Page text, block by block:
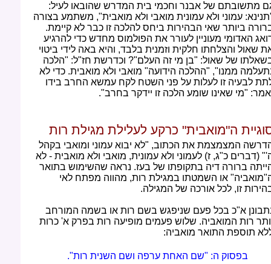
מתשובתם של אבנר וחכמי בית המדרש שהובאו לעיל:
עמוני ולא עמונית מואבי ולא מואבית", משתמע בצורה
ביותר שאי הבהירות ביחס להלכה זו כבר לא קיימת.
האדומי מעוניין לעורר את הפולמוס מחדש כדי להרגיע
שאול והצלחתו חלקית וזמנית בלבד, והיא באה לידי ביטוי
של שאול: "בן מי זה העלם"? וכדרשת חז"ל: "הלכה
ממנו", "ההלכה הידועה" מואבי ולא מואבית. כדי לא
לבעיה זו לעלות על פני השטח לקח עמשא החרב בידו
"מי שאינו שומע הלכה זו יידקר בחרב".
ה"מואבית" כרקע לעלילת מגילת רות
המצמצמת את הכתוב, "לא יבוא עמוני ומואבי בקהל
(דברים כ"ג, ז) לעמוני ולא עמונית, מואבי ולא מואבית - לא
ברורה דיה בתקופתו של בעז. נראה שהשימוש בתואר
או השמטתו במגילת רות, מהווה מפתח לאי
זו, לכל אורכה של המגילה.
א"כ בכל פעם שניפגש בשם רות או בשמה המורחב
רות המואביה. שלוש פעמים מופיעה רות בפרק א' כרות
תוספת התואר מואביה:
בפסוק ה: "שם האחת ערפה ושם השנית רות".